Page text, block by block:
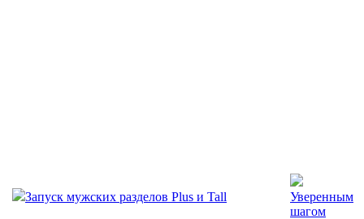
Запуск мужских разделов Plus и Tall
Уверенным
шагом